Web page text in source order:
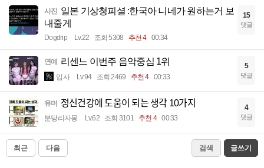
사진 일본 기상청피셜 :한국아 니네가 원하는거 보
내줄게
Dogdrip Lv.22 조회 5308 추천 4 00:34
15
댓글
연예 리센느 이번주 음악중심 1위
입사 Lv.94 조회 2469 추천 4 00:33
5
댓글
유머 정신건강에 도움이 되는 생각 10가지
분당리자몽 Lv.62 조회 3101 추천 4 00:33
4
댓글
최근 다음 검색 글쓰기